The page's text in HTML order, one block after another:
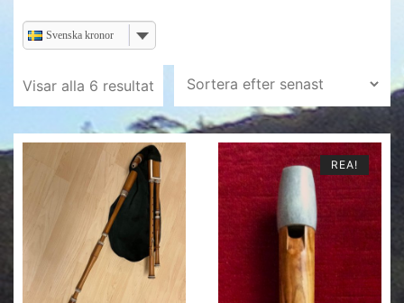
Svenska kronor
Visar alla 6 resultat
REA!